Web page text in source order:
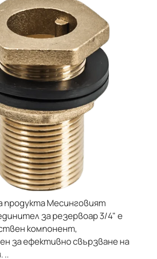
продукта Месинговият
за резервоар 3/4" е
компонент,
за ефективно свързване на
..